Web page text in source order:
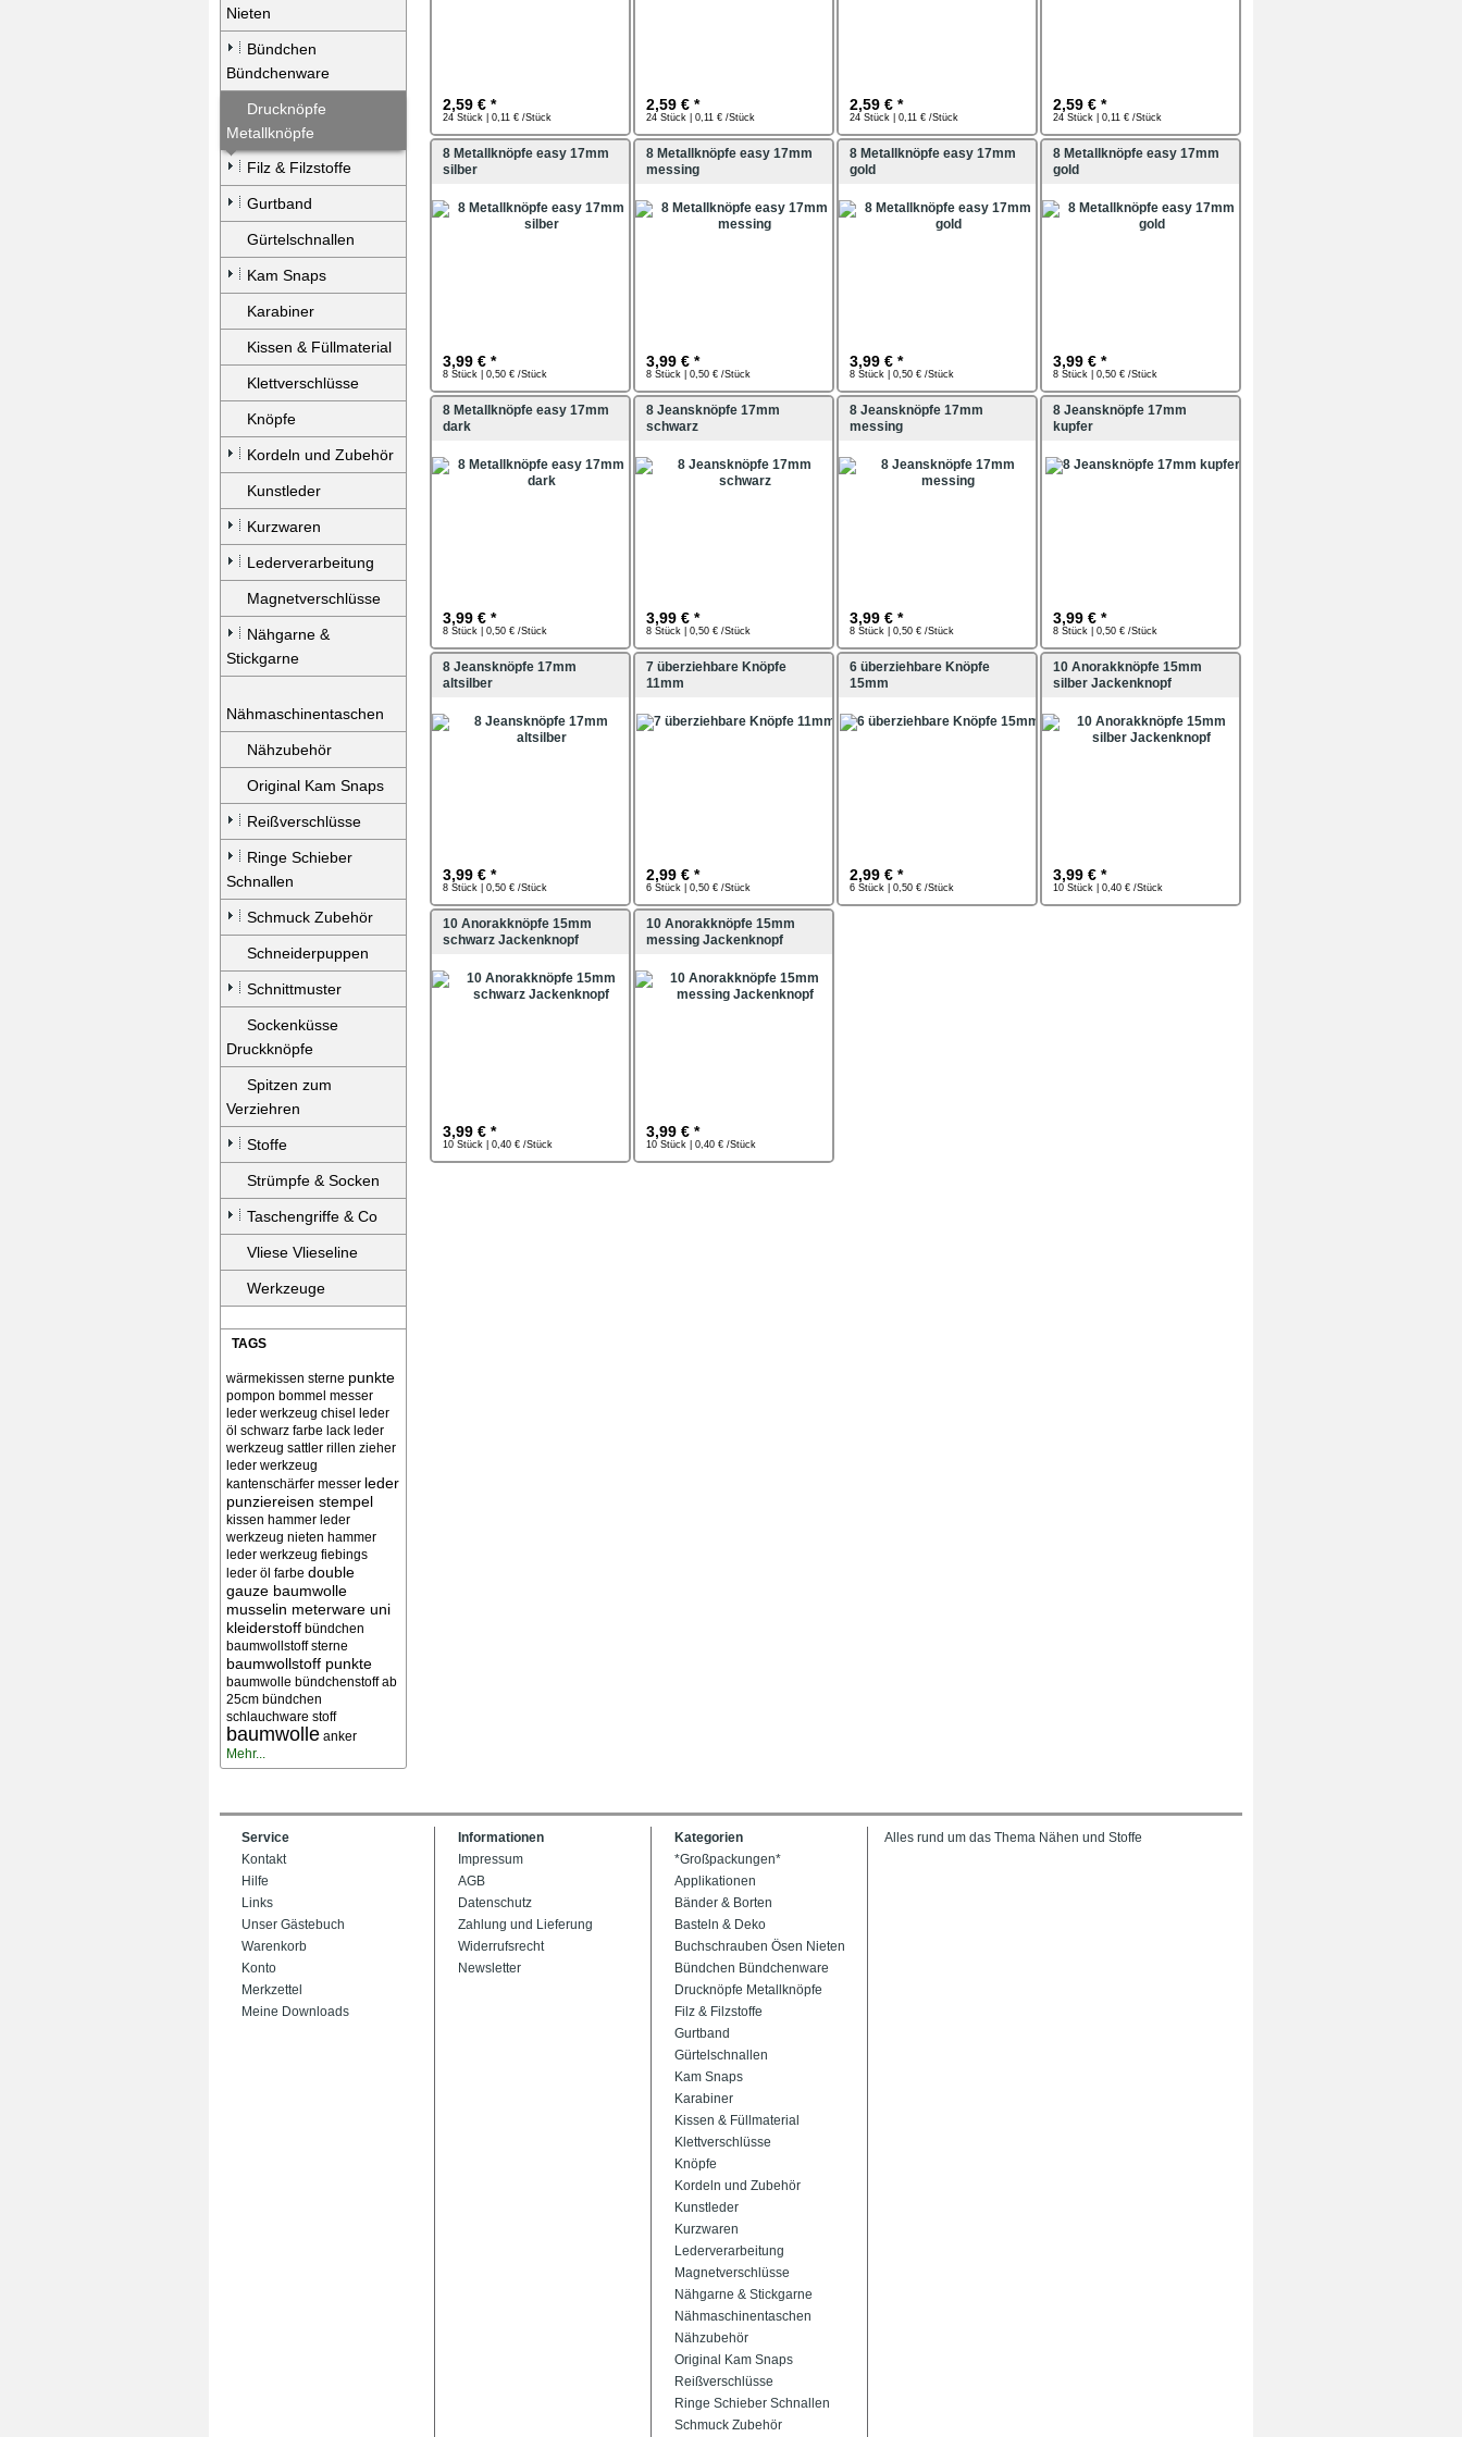
Nieten
Bündchen
Bündchenware
Drucknöpfe
Metallknöpfe
Filz & Filzstoffe
Gurtband
Gürtelschnallen
Kam Snaps
Karabiner
Kissen & Füllmaterial
Klettverschlüsse
Knöpfe
Kordeln und Zubehör
Kunstleder
Kurzwaren
Lederverarbeitung
Magnetverschlüsse
Nähgarne &
Stickgarne
Nähmaschinentaschen
Nähzubehör
Original Kam Snaps
Reißverschlüsse
Ringe Schieber
Schnallen
Schmuck Zubehör
Schneiderpuppen
Schnittmuster
Sockenküsse
Druckknöpfe
Spitzen zum
Verziehren
Stoffe
Strümpfe & Socken
Taschengriffe & Co
Vliese Vlieseline
Werkzeuge
TAGS
wärmekissen sterne punkte
pompon bommel messer
leder werkzeug chisel
leder
öl schwarz farbe lack leder
werkzeug sattler rillen zieher
leder werkzeug
kantenschärfer messer leder
punziereisen stempel
kissen hammer leder
werkzeug nieten hammer
leder werkzeug fiebings
leder öl farbe double
gauze baumwolle
musselin meterware uni
kleiderstoff bündchen
baumwollstoff sterne
baumwollstoff punkte
baumwolle bündchenstoff ab
25cm bündchen
schlauchware stoff
baumwolle anker
Mehr...
2,59 € *
24 Stück | 0,11 € /Stück
2,59 € *
24 Stück | 0,11 € /Stück
2,59 € *
24 Stück | 0,11 € /Stück
2,59 € *
24 Stück | 0,11 € /Stück
8 Metallknöpfe easy 17mm
silber
3,99 € *
8 Stück | 0,50 € /Stück
8 Metallknöpfe easy 17mm
messing
3,99 € *
8 Stück | 0,50 € /Stück
8 Metallknöpfe easy 17mm
gold
3,99 € *
8 Stück | 0,50 € /Stück
8 Metallknöpfe easy 17mm
gold
3,99 € *
8 Stück | 0,50 € /Stück
8 Metallknöpfe easy 17mm
dark
3,99 € *
8 Stück | 0,50 € /Stück
8 Jeansknöpfe 17mm
schwarz
3,99 € *
8 Stück | 0,50 € /Stück
8 Jeansknöpfe 17mm
messing
3,99 € *
8 Stück | 0,50 € /Stück
8 Jeansknöpfe 17mm
kupfer
3,99 € *
8 Stück | 0,50 € /Stück
8 Jeansknöpfe 17mm
altsilber
3,99 € *
8 Stück | 0,50 € /Stück
7 überziehbare Knöpfe
11mm
2,99 € *
6 Stück | 0,50 € /Stück
6 überziehbare Knöpfe
15mm
2,99 € *
6 Stück | 0,50 € /Stück
10 Anorakknöpfe 15mm
silber Jackenknopf
3,99 € *
10 Stück | 0,40 € /Stück
10 Anorakknöpfe 15mm
schwarz Jackenknopf
3,99 € *
10 Stück | 0,40 € /Stück
10 Anorakknöpfe 15mm
messing Jackenknopf
3,99 € *
10 Stück | 0,40 € /Stück
Service
Kontakt
Hilfe
Links
Unser Gästebuch
Warenkorb
Konto
Merkzettel
Meine Downloads
Informationen
Impressum
AGB
Datenschutz
Zahlung und Lieferung
Widerrufsrecht
Newsletter
Kategorien
*Großpackungen*
Applikationen
Bänder & Borten
Basteln & Deko
Buchschrauben Ösen Nieten
Bündchen Bündchenware
Drucknöpfe Metallknöpfe
Filz & Filzstoffe
Gurtband
Gürtelschnallen
Kam Snaps
Karabiner
Kissen & Füllmaterial
Klettverschlüsse
Knöpfe
Kordeln und Zubehör
Kunstleder
Kurzwaren
Lederverarbeitung
Magnetverschlüsse
Nähgarne & Stickgarne
Nähmaschinentaschen
Nähzubehör
Original Kam Snaps
Reißverschlüsse
Ringe Schieber Schnallen
Schmuck Zubehör
Alles rund um das Thema Nähen und Stoffe